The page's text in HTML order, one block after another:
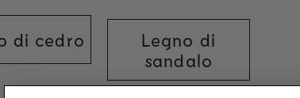
di cedro
Legno di
sandalo